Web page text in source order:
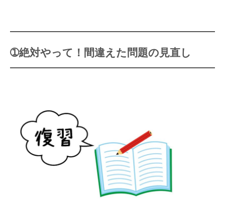
➀絶対やって！間違えた問題の見直し